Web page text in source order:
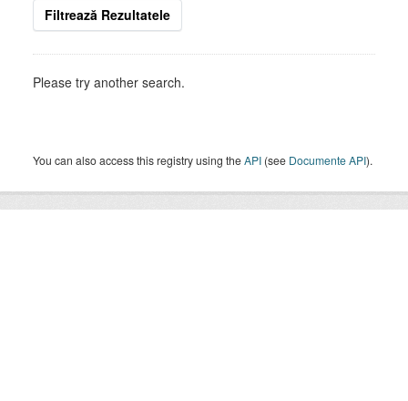
Filtrează Rezultatele
Please try another search.
You can also access this registry using theAPI (see Documente API).